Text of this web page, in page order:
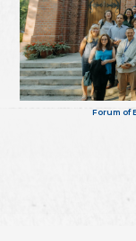
Forum of